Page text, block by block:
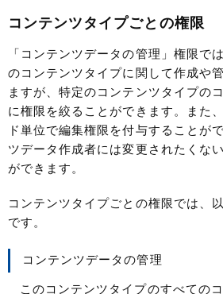
コンテンツタイプごとの権限
「コンテンツデータの管理」権限で
のコンテンツタイプに関して作成や
ますが、特定のコンテンツタイプの
に権限を絞ることができます。また
ド単位で編集権限を付与することが
ツデータ作成者には変更されたくな
ができます。
コンテンツタイプごとの権限では、
です。
コンテンツデータの管理
このコンテンツタイプのすべての